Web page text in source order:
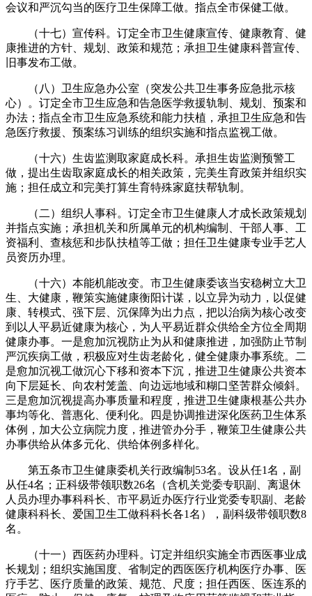
会议和严沉勾当的医疗卫生保障工做。指点全市保健工做。
（十七）宣传科。订定全市卫生健康宣传、健康教育、健
康推进的方针、规划、政策和规范；承担卫生健康科普宣传、
旧事发布工做。
（八）卫生应急办公室（突发公共卫生事务应急批示核
心）。订定全市卫生应急和告急医学救援轨制、规划、预案和
办法；指点全市卫生应急系统和能力扶植，承担卫生应急和告
急医疗救援、预案练习训练的组织实施和指点监视工做。
（十六）生齿监测取家庭成长科。承担生齿监测预警工
做，提出生齿取家庭成长的相关政策，完美生育政策并组织实
施；担任成立和完美打算生育特殊家庭扶帮轨制。
（二）组织人事科。订定全市卫生健康人才成长政策规划
并指点实施；承担机关和所属单元的机构编制、干部人事、工
资福利、查核惩和步队扶植等工做；担任卫生健康专业手艺人
员资历办理。
（十六）本能机能改变。市卫生健康委该当安稳树立大卫
生、大健康，鞭策实施健康衡阳计谋，以立异为动力，以促健
康、转模式、强下层、沉保障为出力点，把以治病为核心改变
到以人平易近健康为核心，为人平易近群众供给全方位全周期
健康办事。一是愈加沉视防止为从和健康推进，加强防止节制
严沉疾病工做，积极应对生齿老龄化，健全健康办事系统。二
是愈加沉视工做沉心下移和资本下沉，推进卫生健康公共资本
向下层延长、向农村笼盖、向边远地域和糊口坚苦群众倾斜。
三是愈加沉视提高办事质量和程度，推进卫生健康根基公共办
事均等化、普惠化、便利化。四是协调推进深化医药卫生体系
体例，加大公立病院力度，推进管办分手，鞭策卫生健康公共
办事供给从体多元化、供给体例多样化。
第五条市卫生健康委机关行政编制53名。设从任1名，副
从任4名；正科级带领职数26名（含机关党委专职副、离退休
人员办理办事科科长、市平易近办医疗行业党委专职副、老龄
健康科科长、爱国卫生工做科科长各1名），副科级带领职数8
名。
（十一）西医药办理科。订定并组织实施全市西医事业成
长规划；组织实施国度、省制定的西医医疗机构医疗办事、医
疗手艺、医疗质量的政策、规范、尺度；担任西医、医连系的